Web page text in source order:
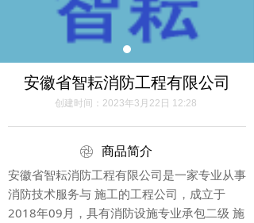
安徽省智耘消防工程有限公司
商品简介
创建时间： 2023年3月22日 12:28
安徽省智耘消防工程有限公司是一家专业从事
消防技术服务与 施工的工程公司，成立于
2018年09月，具有消防设施专业承包二级 施
ꁵ